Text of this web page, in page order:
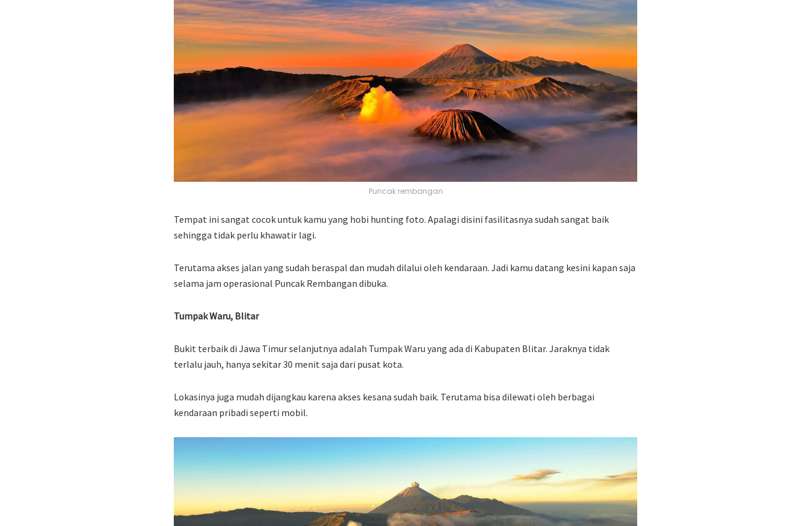
Puncak rembangan
Tempat ini sangat cocok untuk kamu yang hobi hunting foto. Apalagi disini fasilitasnya sudah sangat baik
sehingga tidak perlu khawatir lagi.
Terutama akses jalan yang sudah beraspal dan mudah dilalui oleh kendaraan. Jadi kamu datang kesini kapan saja
selama jam operasional Puncak Rembangan dibuka.
Tumpak Waru, Blitar
Bukit terbaik di Jawa Timur selanjutnya adalah Tumpak Waru yang ada di Kabupaten Blitar. Jaraknya tidak
terlalu jauh, hanya sekitar 30 menit saja dari pusat kota.
Lokasinya juga mudah dijangkau karena akses kesana sudah baik. Terutama bisa dilewati oleh berbagai
kendaraan pribadi seperti mobil.